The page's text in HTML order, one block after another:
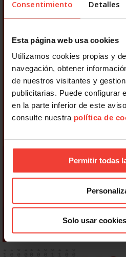
Consentimiento Detalles
Esta página web usa cookies
Utilizamos cookies propias y
navegación, obtener
de nuestros visitantes y
publicitarias. Puede configurar
en la parte inferior de este
consulte nuestra política de
Permitir todas
Solo usar